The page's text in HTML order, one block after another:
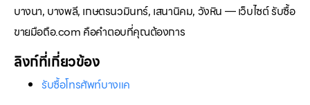
บางนา, บางพลี, เกษตรนวมินทร์, เสนานิคม, วังหิน — เว็บไซต์ รับซื้อ
ขายมือถือ.com คือคำตอบที่คุณต้องการ
ลิงก์ที่เกี่ยวข้อง
รับซื้อโทรศัพท์บางแค